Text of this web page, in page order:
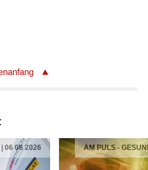
06 08 2026 AM PULS -